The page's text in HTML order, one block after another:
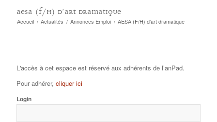
AESA (F/H) d’art dramatique
Accueil / Actualités / Annonces Emploi / AESA (F/H) d’art dramatique
L'accès à cet espace est réservé aux adhérents de l’anPad.
Pour adhérer, cliquer ici
Login